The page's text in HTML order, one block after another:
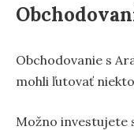
Obchodovanie s
mohli ľutovať
Možno investujete